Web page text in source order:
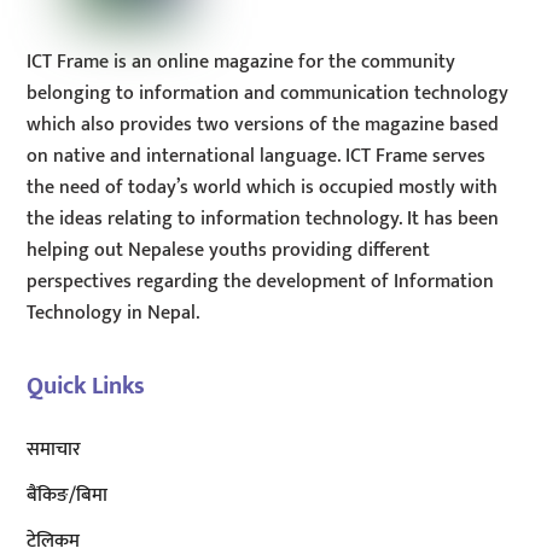
ICT Frame is an online magazine for the community
belonging to information and communication technology
which also provides two versions of the magazine based
on native and international language. ICT Frame serves
the need of today’s world which is occupied mostly with
the ideas relating to information technology. It has been
helping out Nepalese youths providing different
perspectives regarding the development of Information
Technology in Nepal.
Quick Links
समाचार
बैंकिङ/बिमा
टेलिकम